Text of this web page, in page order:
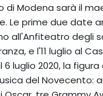
di Modena sarà il
Le prime due
all'Anfiteatro degli
e l'11 luglio al
luglio 2020, la
del Novecento: